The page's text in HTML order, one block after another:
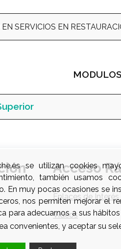
SERVICIOS EN
Acceso
Enlaces de Interés
Videos
se utilizan cookies
también usamos
En muy pocas ocasiones se
nos permiten mejorar el
para adecuarnos a sus
convenientes, y aceptar su